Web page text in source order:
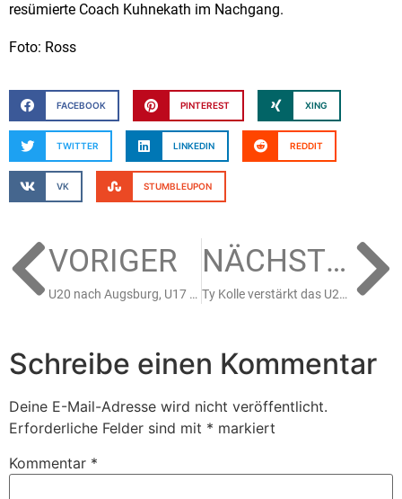
resümierte Coach Kuhnekath im Nachgang.
Foto: Ross
FACEBOOK PINTEREST XING
TWITTER LINKEDIN REDDIT
VK STUMBLEUPON
VORIGER
U20 nach Augsburg, U17 mit vorentscheidenden Spielen
NÄCHSTER
Ty Kolle verstärkt das U23 Team in der Oberliga Nord
Schreibe einen Kommentar
Deine E-Mail-Adresse wird nicht veröffentlicht.
Erforderliche Felder sind mit * markiert
Kommentar *